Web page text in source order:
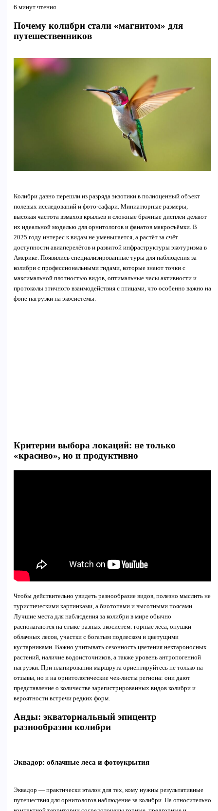
6 минут чтения
Почему колибри стали «магнитом» для
путешественников
Колибри давно перешли из разряда экзотики в полноценный объект
полевых исследований и фото-сафари. Миниатюрные размеры,
высокая частота взмахов крыльев и сложные брачные дисплеи делают
их идеальной моделью для орнитологов и фанатов макросъёмки. В
2025 году интерес к видам не уменьшается, а растёт за счёт
доступности авиаперелётов и развитой инфраструктуры экотуризма в
Америке. Появились специализированные туры для наблюдения за
колибри с профессиональными гидами, которые знают точки с
максимальной плотностью видов, оптимальные часы активности и
протоколы этичного взаимодействия с птицами, что особенно важно на
фоне нагрузки на экосистемы.
Критерии выбора локаций: не только
«красиво», но и продуктивно
Чтобы действительно увидеть разнообразие видов, полезно мыслить не
туристическими картинками, а биотопами и высотными поясами.
Лучшие места для наблюдения за колибри в мире обычно
располагаются на стыке разных экосистем: горные леса, опушки
облачных лесов, участки с богатым подлеском и цветущими
кустарниками. Важно учитывать сезонность цветения нектароносных
растений, наличие водоисточников, а также уровень антропогенной
нагрузки. При планировании маршрута ориентируйтесь не только на
отзывы, но и на орнитологические чек-листы региона: они дают
представление о количестве зарегистрированных видов колибри и
вероятности встречи редких форм.
Анды: экваториальный эпицентр
разнообразия колибри
Эквадор: облачные леса и фотоукрытия
Эквадор — практически эталон для тех, кому нужны результативные
путешествия для орнитологов наблюдение за колибри. На относительно